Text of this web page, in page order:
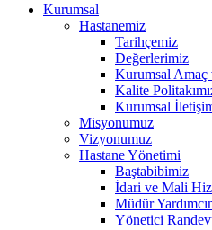
Kurumsal
Hastanemiz
Tarihçemiz
Değerlerimiz
Kurumsal Amaç
Kalite
Kurumsal
Misyonumuz
Vizyonumuz
Hastane Yönetimi
Baştabibimiz
İdari ve Mali
Müdür
Yönetici